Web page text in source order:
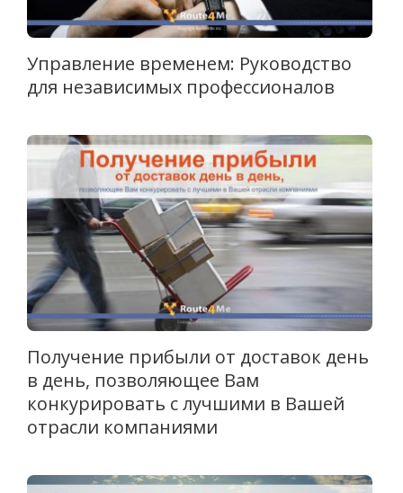
Управление временем: Руководство
для независимых профессионалов
Получение прибыли от доставок день
в день, позволяющее Вам
конкурировать с лучшими в Вашей
отрасли компаниями